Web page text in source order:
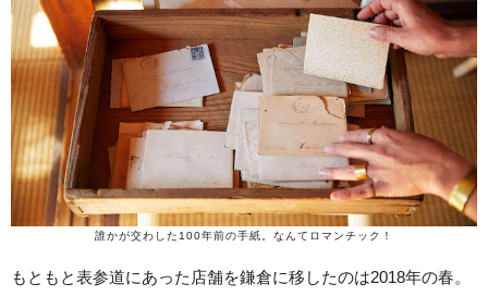
誰かが交わした100年前の手紙。なんてロマンチック！
もともと表参道にあった店舗を鎌倉に移したのは2018年の春。